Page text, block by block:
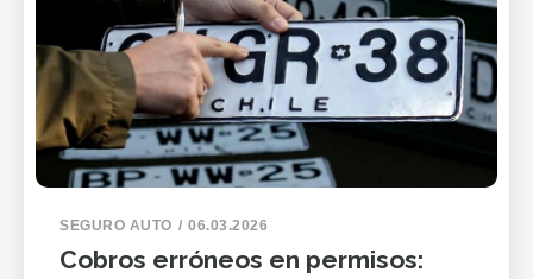
SEGURO AUTO 06.03.2026
Cobros erróneos en permisos: